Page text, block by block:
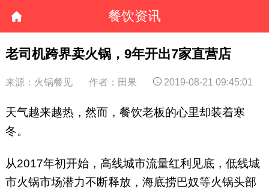
餐饮资讯
老司机跨界卖火锅，9年开出7家直营店
来源：火锅餐见 作者：田果 2019-08-21 09:45:01
天气越来越热，然而，餐饮老板的心里却装着寒
冬。
从2017年初开始，高线城市流量红利见底，低线城
市火锅市场潜力不断释放，海底捞巴奴等火锅头部